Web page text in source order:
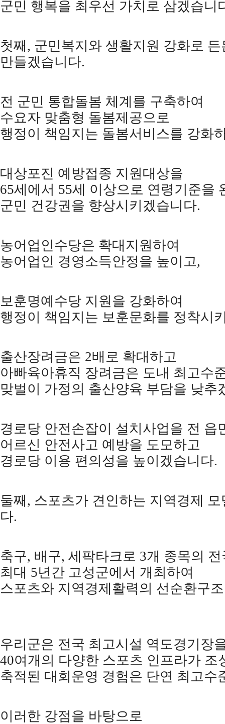
군민 행복을 최우선 가치로 삼겠습니
첫째 , 군민복지와 생활지원 강화로
만들겠습니다.
전 군민 통합돌봄 체계를 구축하여
수요자 맞춤형 돌봄제공으로
행정이 책임지는 돌봄서비스를 강화
대상포진 예방접종 지원대상을
65세에서 55세 이상으로 연령기준을
군민 건강권을 향상시키겠습니다.
농어업인수당은 확대지원하여
농어업인 경영소득안정을 높이고,
보훈명예수당 지원을 강화하여
행정이 책임지는 보훈문화를 정착시
출산장려금은 2배로 확대하고
아빠육아휴직 장려금은 도내 최고수
맞벌이 가정의 출산양육 부담을 낮추
경로당 안전손잡이 설치사업을 전 읍
어르신 안전사고 예방을 도모하고
경로당 이용 편의성을 높이겠습니다.
둘째 , 스포츠가 견인하는 지역경제
다.
축구, 배구, 세팍타크로 3개 종목의
최대 5년간 고성군에서 개최하여
스포츠와 지역경제활력의 선순환구
우리군은 전국 최고시설 역도경기장
40여개의 다양한 스포츠 인프라가 조
축적된 대회운영 경험은 단연 최고수
이러한 강점을 바탕으로